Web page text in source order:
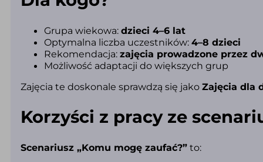
Grupa wiekowa:dzieci 4–6 lat
Optymalna liczba uczestników:4–8 dzieci
Rekomendacja:zajęcia prowadzone przez
Możliwość adaptacji do większych grup
Zajęcia te doskonale sprawdzą się jakoZajęcia dla
Korzyści z pracy ze
Scenariusz „Komu mogę zaufać?” to: